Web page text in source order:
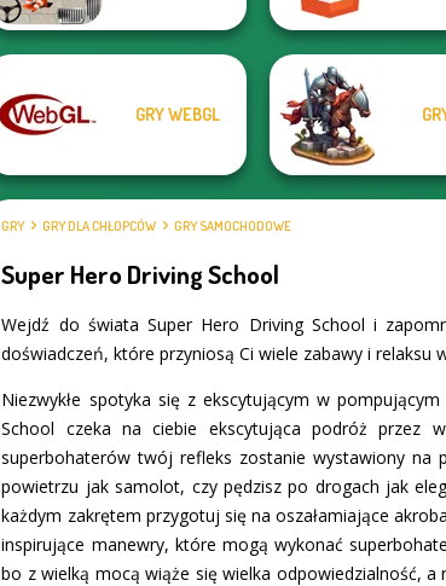
GRY WEBGL
GRY GRY DLA CHŁOPCÓW GRY SAMOCHODOWE
Super Hero Driving School
Wejdź do świata Super Hero Driving School i
doświadczeń, które przyniosą Ci wiele zabawy i
Niezwykłe spotyka się z ekscytującym w
School czeka na ciebie ekscytująca podróż przez
superbohaterów twój refleks zostanie wystawiony na
powietrzu jak samolot, czy pędzisz po drogach jak
każdym zakrętem przygotuj się na oszałamiające
inspirujące manewry, które mogą wykonać
bo z wielką mocą wiąże się wielka odpowiedzialność,